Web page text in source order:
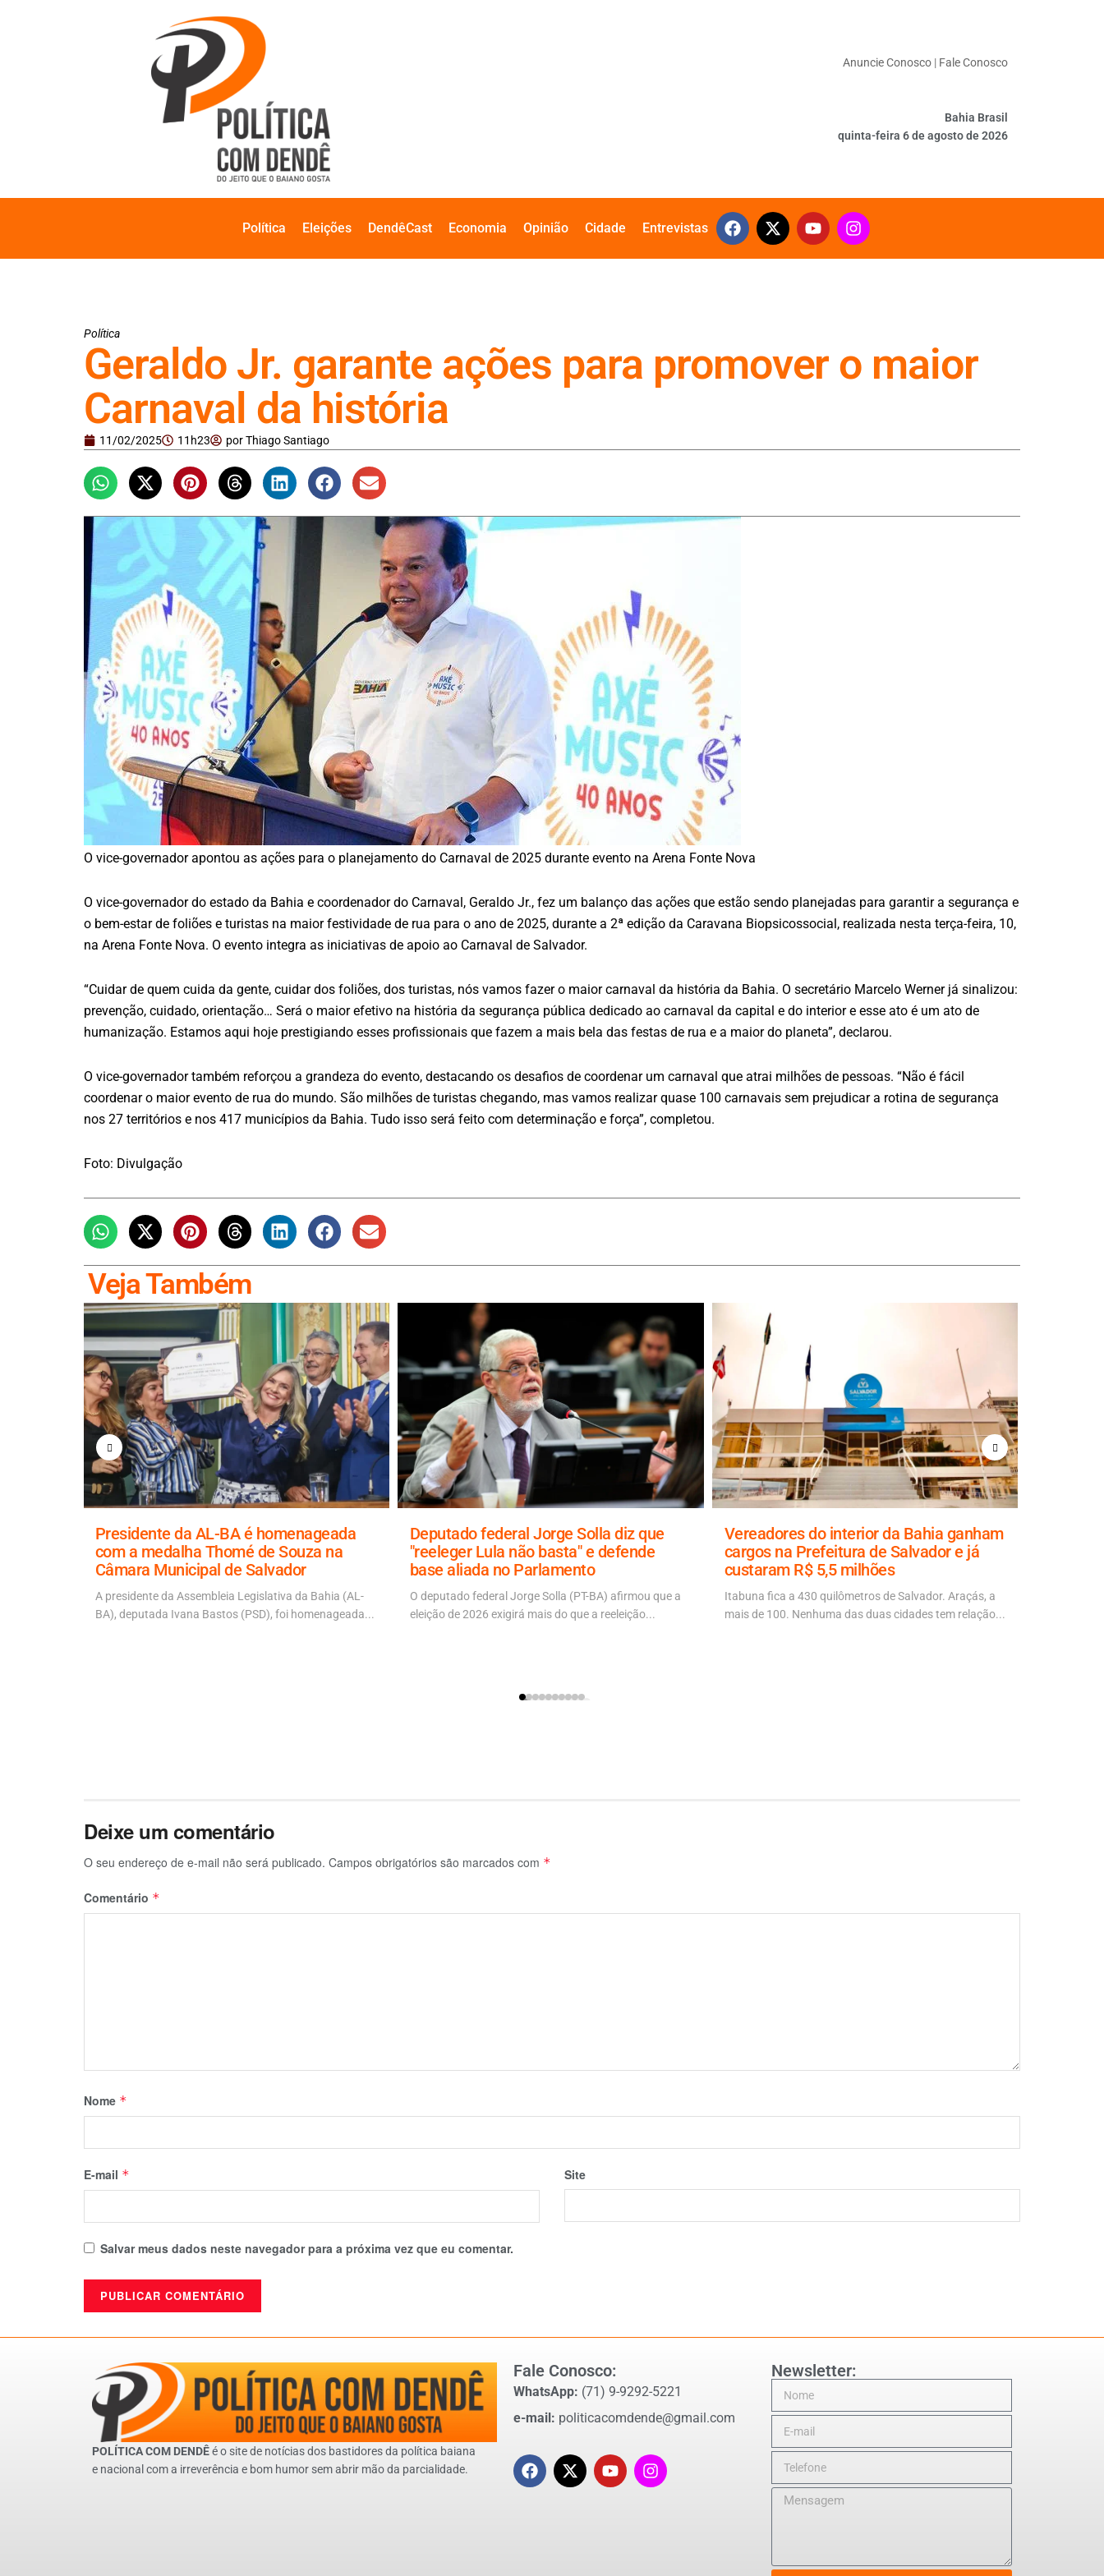
Anuncie Conosco | Fale Conosco
Bahia Brasil
quinta-feira 6 de agosto de 2026
Política Eleições DendêCast Economia Opinião Cidade Entrevistas
Política
Geraldo Jr. garante ações para promover o maior
Carnaval da história
11/02/2025 11h23 porThiago Santiago
O vice-governador apontou as ações para o planejamento do Carnaval de 2025 durante evento na Arena Fonte Nova
O vice-governador do estado da Bahia e coordenador do Carnaval, Geraldo Jr., fez um balanço das ações que estão sendo planejadas para garantir a segurança e
o bem-estar de foliões e turistas na maior festividade de rua para o ano de 2025, durante a 2ª edição da Caravana Biopsicossocial, realizada nesta terça-feira, 10,
na Arena Fonte Nova. O evento integra as iniciativas de apoio ao Carnaval de Salvador.
“Cuidar de quem cuida da gente, cuidar dos foliões, dos turistas, nós vamos fazer o maior carnaval da história da Bahia. O secretário Marcelo Werner já sinalizou:
prevenção, cuidado, orientação… Será o maior efetivo na história da segurança pública dedicado ao carnaval da capital e do interior e esse ato é um ato de
humanização. Estamos aqui hoje prestigiando esses profissionais que fazem a mais bela das festas de rua e a maior do planeta”, declarou.
O vice-governador também reforçou a grandeza do evento, destacando os desafios de coordenar um carnaval que atrai milhões de pessoas. “Não é fácil
coordenar o maior evento de rua do mundo. São milhões de turistas chegando, mas vamos realizar quase 100 carnavais sem prejudicar a rotina de segurança
nos 27 territórios e nos 417 municípios da Bahia. Tudo isso será feito com determinação e força”, completou.
Foto: Divulgação
Veja Também
Presidente da AL-BA é homenageada
com a medalha Thomé de Souza na
Câmara Municipal de Salvador
A presidente da Assembleia Legislativa da Bahia (AL-
BA), deputada Ivana Bastos (PSD), foi homenageada...
Deputado federal Jorge Solla diz que
"reeleger Lula não basta" e defende
base aliada no Parlamento
O deputado federal Jorge Solla (PT-BA) afirmou que a
eleição de 2026 exigirá mais do que a reeleição...
Vereadores do interior da Bahia ganham
cargos na Prefeitura de Salvador e já
custaram R$ 5,5 milhões
Itabuna fica a 430 quilômetros de Salvador. Araçás, a
mais de 100. Nenhuma das duas cidades tem relação...
Deixe um comentário
O seu endereço de e-mail não será publicado. Campos obrigatórios são marcados com *
Comentário *
Nome *
E-mail * Site
Salvar meus dados neste navegador para a próxima vez que eu comentar.
POLÍTICA COM DENDÊé o site de notícias dos bastidores da política baiana
e nacional com a irreverência e bom humor sem abrir mão da parcialidade.
Fale Conosco:
WhatsApp: (71) 9-9292-5221
e-mail: politicacomdende@gmail.com
Newsletter: